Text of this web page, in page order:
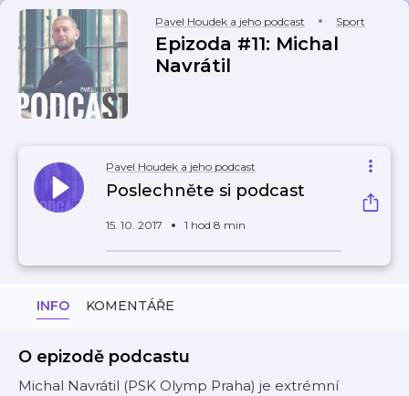
Pavel Houdek a jeho podcast Sport
Epizoda #11: Michal
Navrátil
Pavel Houdek a jeho podcast
Poslechněte si podcast
15. 10. 2017 1 hod 8 min
INFO KOMENTÁŘE
O epizodě podcastu
Michal Navrátil (PSK Olymp Praha) je extrémní